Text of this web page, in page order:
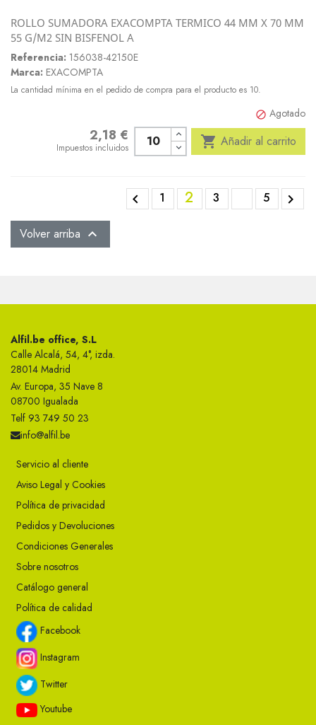
ROLLO SUMADORA EXACOMPTA TERMICO 44 MM X 70 MM
55 G/M2 SIN BISFENOL A
Referencia: 156038-42150E
Marca: EXACOMPTA
La cantidad mínima en el pedido de compra para el producto es 10.
 Agotado
2,18 €
Impuestos incluidos  Añadir al carrito
 1 2 3 5 
Volver arriba 
Alfil.be office, S.L
Calle Alcalá, 54, 4°, izda.
28014 Madrid
Av. Europa, 35 Nave 8
08700 Igualada
Telf 93 749 50 23
info@alfil.be
Servicio al cliente
Aviso Legal y Cookies
Política de privacidad
Pedidos y Devoluciones
Condiciones Generales
Sobre nosotros
Catálogo general
Política de calidad
Facebook
Instagram
Twitter
Youtube